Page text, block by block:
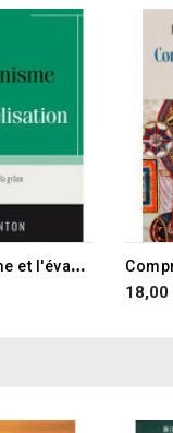
L
e calvinisme et l'évangélisation
18,00